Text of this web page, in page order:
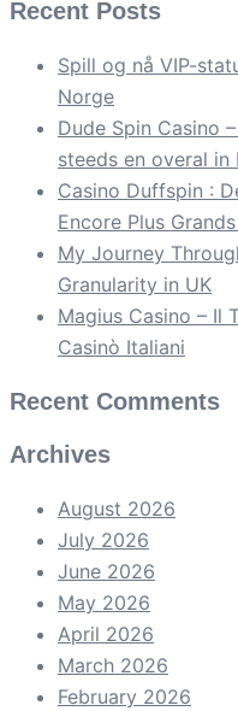
Recent Posts
Spill og nå VIP-
Norge
Dude Spin Casino
steeds en overal in
Casino Duffspin :
Encore Plus
My Journey
Granularity in UK
Magius Casino – Il
Casinò Italiani
Recent Comments
Archives
August 2026
July 2026
June 2026
May 2026
April 2026
March 2026
February 2026